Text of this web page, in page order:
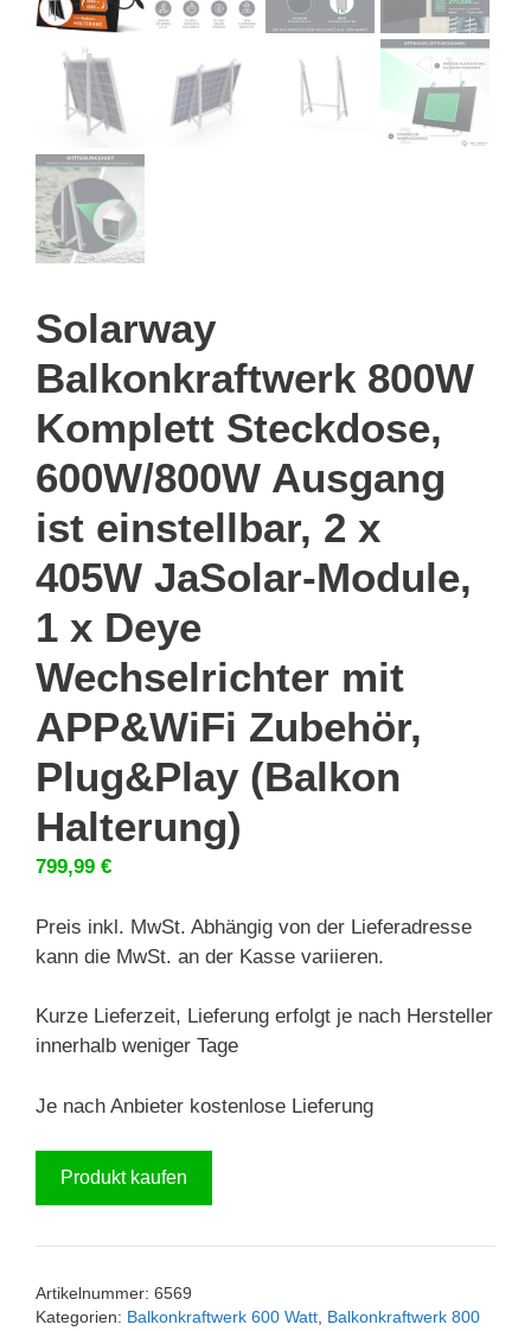
Solarway
Balkonkraftwerk 800W
Komplett Steckdose,
600W/800W Ausgang
ist einstellbar, 2 x
405W JaSolar-Module,
1 x Deye
Wechselrichter mit
APP&WiFi Zubehör,
Plug&Play (Balkon
Halterung)
799,99 €
Preis inkl. MwSt. Abhängig von der Lieferadresse
kann die MwSt. an der Kasse variieren.
Kurze Lieferzeit, Lieferung erfolgt je nach Hersteller
innerhalb weniger Tage
Je nach Anbieter kostenlose Lieferung
Produkt kaufen
Artikelnummer: 6569
Kategorien: Balkonkraftwerk 600 Watt, Balkonkraftwerk 800